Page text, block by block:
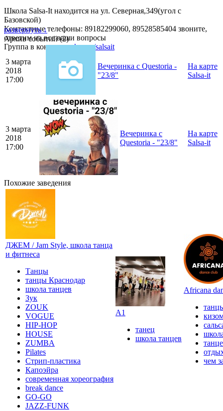
Школа Salsa-It находится на ул. Северная,349(угол с
Базовской)
Контактные телефоны: 89182299060, 89528585404 звоните,
ответим на все ваши вопросы
Группа в контакте:vk.com/salsait
развернуть ↓
Архив событий (2)
3 марта
2018
17:00
Вечеринка с Questoria -
"23/8"
На карте
Salsa-it
3 марта
2018
17:00
Вечеринка с
Questoria - "23/8"
На карте
Salsa-it
Похожие заведения
ДЖЕМ / Jam Style, школа танца
и фитнеса
Танцы
танцы Краснодар
школа танцев
Зук
ZOUK
VOGUE
HIP-HOP
HOUSE
ZUMBA
Pilates
Стрип-пластика
Капоэйра
современная хореография
break dance
GO-GO
JAZZ-FUNK
А1
танец
школа танцев
Africana
чем